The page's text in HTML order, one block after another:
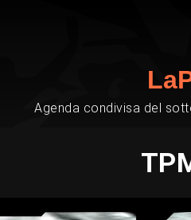
Agenda condivisa del